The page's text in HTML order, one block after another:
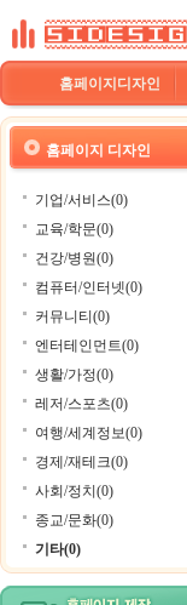
홈페이지디자인
홈페이지 디자인
기업/서비스(0)
교육/학문(0)
건강/병원(0)
컴퓨터/인터넷(0)
커뮤니티(0)
엔터테인먼트(0)
생활/가정(0)
레저/스포츠(0)
여행/세계정보(0)
경제/재테크(0)
사회/정치(0)
종교/문화(0)
기타(0)